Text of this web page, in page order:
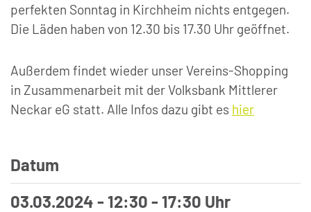
perfekten Sonntag in Kirchheim nichts entgegen.
Die Läden haben von 12.30 bis 17.30 Uhr geöffnet.
Außerdem findet wieder unser Vereins-Shopping
in Zusammenarbeit mit der Volksbank Mittlerer
Neckar eG statt. Alle Infos dazu gibt es hier
Datum
03.03.2024 - 12:30 - 17:30 Uhr